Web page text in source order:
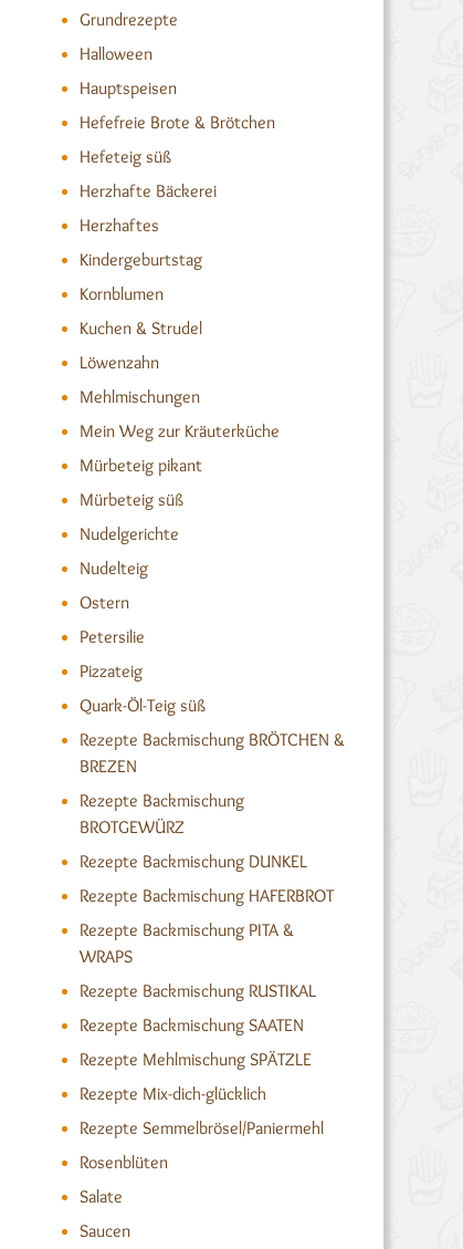
Grundrezepte
Halloween
Hauptspeisen
Hefefreie Brote & Brötchen
Hefeteig süß
Herzhafte Bäckerei
Herzhaftes
Kindergeburtstag
Kornblumen
Kuchen & Strudel
Löwenzahn
Mehlmischungen
Mein Weg zur Kräuterküche
Mürbeteig pikant
Mürbeteig süß
Nudelgerichte
Nudelteig
Ostern
Petersilie
Pizzateig
Quark-Öl-Teig süß
Rezepte Backmischung BRÖTCHEN &
BREZEN
Rezepte Backmischung
BROTGEWÜRZ
Rezepte Backmischung DUNKEL
Rezepte Backmischung HAFERBROT
Rezepte Backmischung PITA &
WRAPS
Rezepte Backmischung RUSTIKAL
Rezepte Backmischung SAATEN
Rezepte Mehlmischung SPÄTZLE
Rezepte Mix-dich-glücklich
Rezepte Semmelbrösel/Paniermehl
Rosenblüten
Salate
Saucen